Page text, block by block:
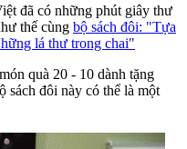
đã có những phút giây thư
thế cùng bộ sách đôi: "Tựa
lá thư trong chai"
quà 20 - 10 dành tặng
sách đôi này có thể là một